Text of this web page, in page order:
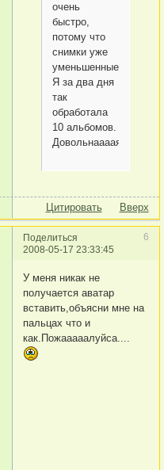
очень
быстро,
потому что
снимки уже
уменьшенные.
Я за два дня
так
обработала
10 альбомов.
Довольнаааая!
Цитировать Вверх
Поделиться
6
2008-05-17 23:33:45
У меня никак не
получается аватар
вставить,объясни мне на
пальцах что и
как.Пожааааалуйса....